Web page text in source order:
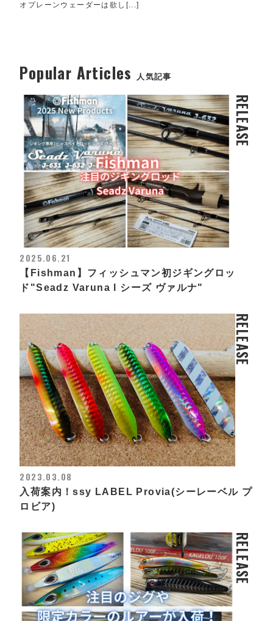
オプレーンウェーダーは欲し[...]
Popular Articles 人気記事
RELEASE
2025.06.21
【Fishman】フィッシュマン初ジギングロッ
ド"Seadz Varuna l シーズ ヴァルナ"
RELEASE
2023.03.08
入荷案内！ssy LABEL Provia(シーレーベル プ
ロビア)
RELEASE